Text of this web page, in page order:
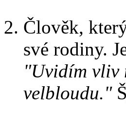
Člověk,
své rodiny.
"Uvidím vliv
velbloudu."